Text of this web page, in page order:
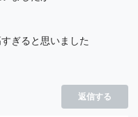
ぎると思いました
返信する